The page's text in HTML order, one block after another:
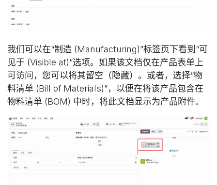
我们可以在“制造 (Manufacturing)”标签页下看到“可
见于 (Visible at)”选项。如果该文档仅在产品表单上
可访问，您可以将其留空（隐藏）。或者，选择“物
料清单 (Bill of Materials)”，以便在将该产品包含在
物料清单 (BOM) 中时，将此文档显示为产品附件。